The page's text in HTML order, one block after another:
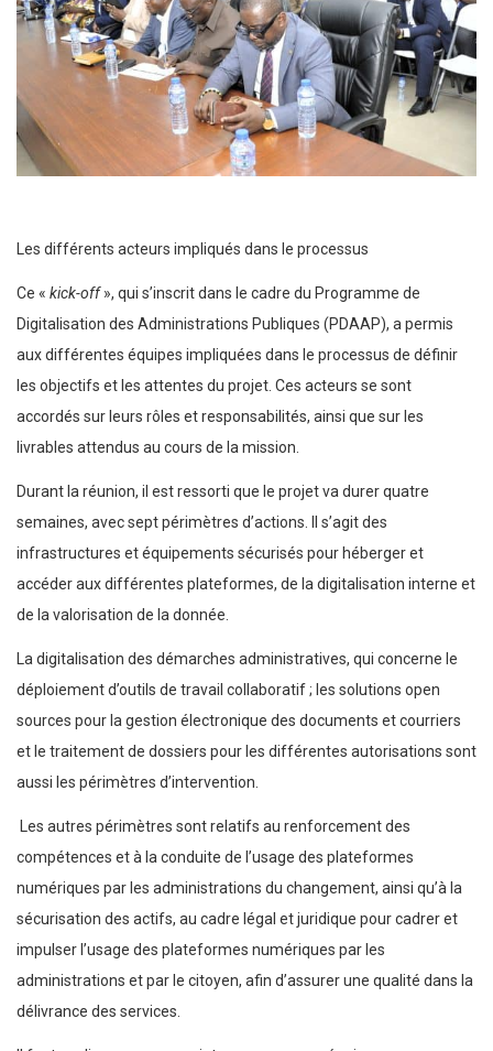
Les différents acteurs impliqués dans le processus
Ce « kick-off», qui s’inscrit dans le cadre du Programme de
Digitalisation des Administrations Publiques (PDAAP), a permis
aux différentes équipes impliquées dans le processus de définir
les objectifs et les attentes du projet. Ces acteurs se sont
accordés sur leurs rôles et responsabilités, ainsi que sur les
livrables attendus au cours de la mission.
Durant la réunion, il est ressorti que le projet va durer quatre
semaines, avec sept périmètres d’actions. Il s’agit des
infrastructures et équipements sécurisés pour héberger et
accéder aux différentes plateformes, de la digitalisation interne et
de la valorisation de la donnée.
La digitalisation des démarches administratives, qui concerne le
déploiement d’outils de travail collaboratif ; les solutions open
sources pour la gestion électronique des documents et courriers
et le traitement de dossiers pour les différentes autorisations sont
aussi les périmètres d’intervention.
Les autres périmètres sont relatifs au renforcement des
compétences et à la conduite de l’usage des plateformes
numériques par les administrations du changement, ainsi qu’à la
sécurisation des actifs, au cadre légal et juridique pour cadrer et
impulser l’usage des plateformes numériques par les
administrations et par le citoyen, afin d’assurer une qualité dans la
délivrance des services.